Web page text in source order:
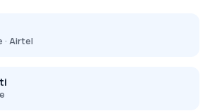
· Airtel